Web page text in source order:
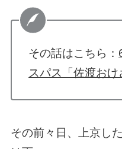
その話はこちら：
スパス「佐渡おけ
その前々日、上京し